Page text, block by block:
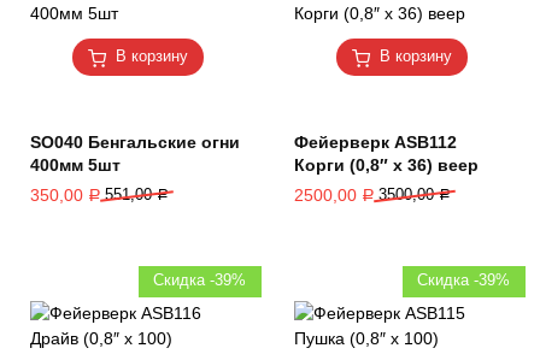
В корзину
SO040 Бенгальские огни
400мм 5шт
551,00Р
350,00 Р
В корзину
Фейерверк ASB112
Корги (0,8″ х 36) веер
3500,00Р
2500,00 Р
Скидка -39% Скидка -39%